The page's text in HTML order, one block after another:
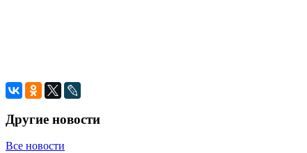
Другие новости
Все новости